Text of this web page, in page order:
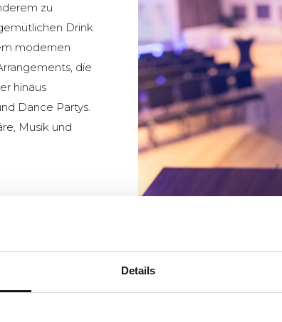
Details
zu
Drink
modernen
die
hinaus
Dance Partys.
Musik und